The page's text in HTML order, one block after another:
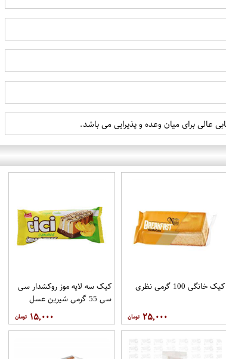
کیک خانگی 100 گرمی نظری
۲۵,۰۰۰
کیک سه لایه موز روکشدار سی
سی 55 گرمی شیرین عسل
۱۵,۰۰۰